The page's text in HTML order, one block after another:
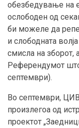
обезбедување на
ослободен од
би можеле да
и слободната
смисла на зборот,
Референдумот што
септември).
Во септември,
произлегоа од
проектот